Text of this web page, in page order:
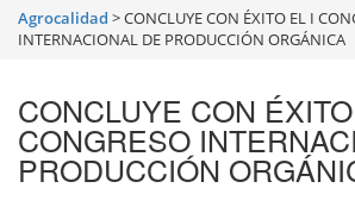
Agrocalidad >CONCLUYE CON ÉXITO EL I
INTERNACIONAL DE PRODUCCIÓN ORGÁNICA
CONCLUYE CON
CONGRESO
PRODUCCIÓN